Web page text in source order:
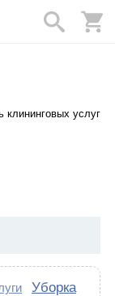
клининговых услуг
Уборка